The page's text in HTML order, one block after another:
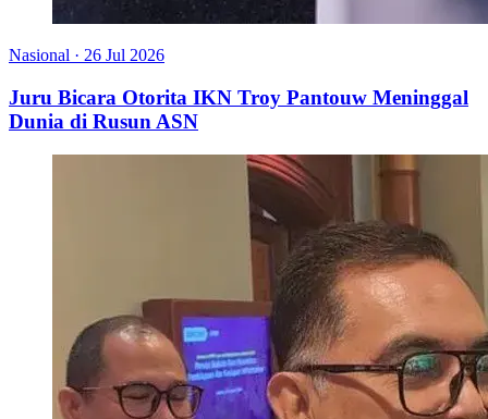
Nasional · 26 Jul 2026
Juru Bicara Otorita IKN Troy Pantouw Meninggal
Dunia di Rusun ASN